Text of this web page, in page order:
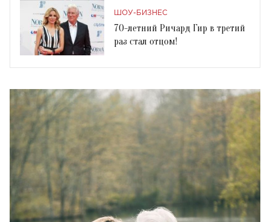
ШОУ-БИЗНЕС
70-летний Ричард Гир в третий
раз стал отцом!